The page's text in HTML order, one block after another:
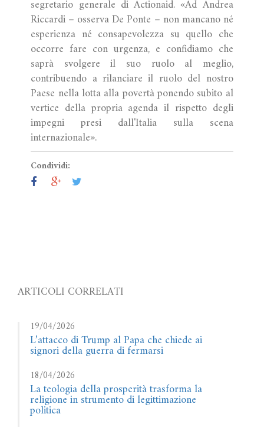
segretario generale di Actionaid. «Ad Andrea
Riccardi – osserva De Ponte – non mancano né
esperienza né consapevolezza su quello che
occorre fare con urgenza, e confidiamo che
saprà svolgere il suo ruolo al meglio,
contribuendo a rilanciare il ruolo del nostro
Paese nella lotta alla povertà ponendo subito al
vertice della propria agenda il rispetto degli
impegni presi dall'Italia sulla scena
internazionale».
Condividi:
ARTICOLI CORRELATI
19/04/2026
L’attacco di Trump al Papa che chiede ai
signori della guerra di fermarsi
18/04/2026
La teologia della prosperità trasforma la
religione in strumento di legittimazione
politica